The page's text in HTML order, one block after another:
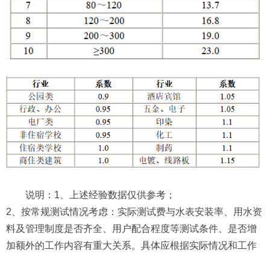
说明：1、上述经验数据仅供参考；
2、按常规测试情况考虑：实际测试费与水表安装率、用水资
料及管理制度是否齐全、用户配合程度等测试条件、是否增
加额外的工作内容有重大关系。具体应根据实际情况和工作